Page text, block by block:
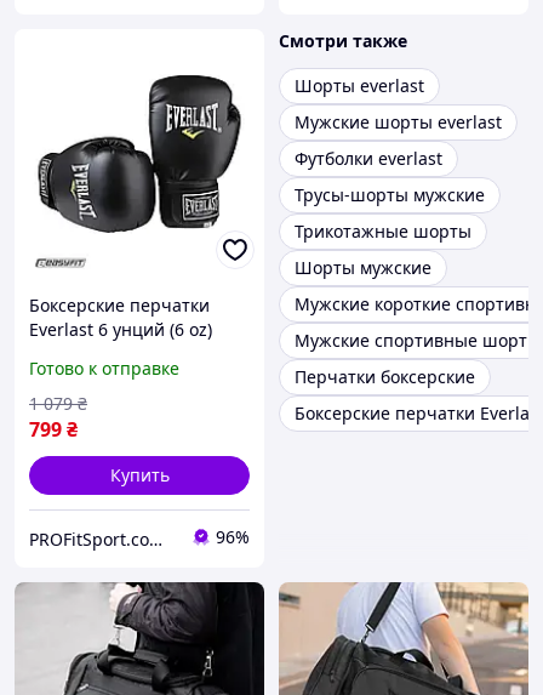
Боксерские перчатки
Everlast 6 унций (6 oz)
Готово к отправке
799₴
1 079 ₴
Купить
PROFitSport.com.ua - Интернет-магазин спортинвентаря 96%
Смотри также
Шорты everlast
Мужские шорты everlast
Футболки everlast
Трусы-шорты мужские
Трикотажные шорты
Шорты мужские
Мужские короткие
Мужские спортивные шорты
Перчатки боксерские
Боксерские перчатки Everlast